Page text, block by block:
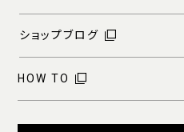
ショップブログ
HOW TO